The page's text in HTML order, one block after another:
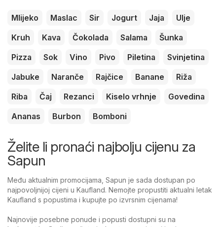
Mlijeko Maslac Sir Jogurt Jaja
Ulje
Kruh
Kava Čokolada Salama
Šunka
Pizza
Sok Vino Pivo Piletina
Svinjetina
Jabuke
Naranče Rajčice Banane
Riža
Riba
Čaj Rezanci Kiselo vrhnje
Govedina
Ananas
Burbon Bomboni
Želite li pronaći najbolju cijenu za
Sapun
Među aktualnim promocijama, Sapun je sada dostupan po
najpovoljnijoj cijeni u Kaufland. Nemojte propustiti aktualni letak
Kaufland s popustima i kupujte po izvrsnim cijenama!
Najnovije posebne ponude i popusti dostupni su na